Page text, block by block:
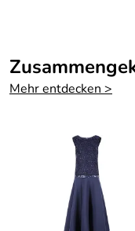
Mehr entdecken >